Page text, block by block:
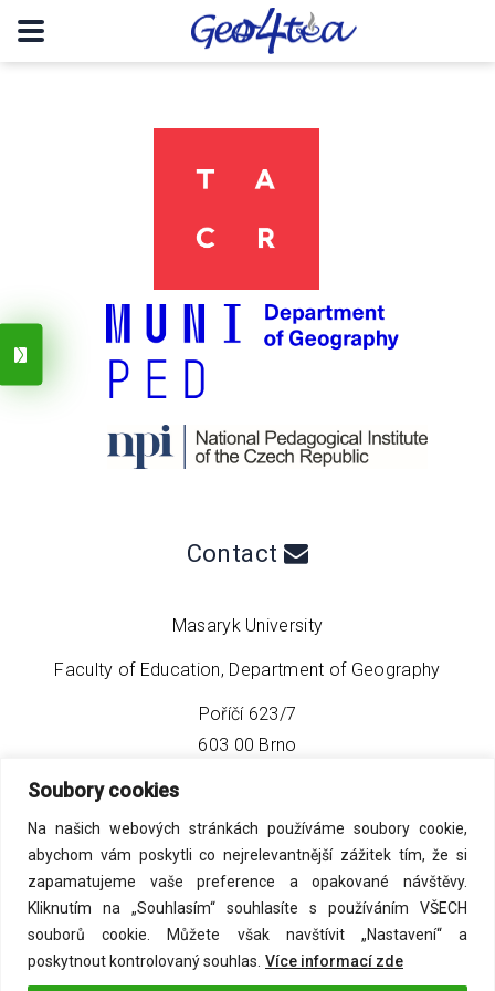
Soubory cookies
Na našich webových stránkách používáme soubory cookie,
abychom vám poskytli co nejrelevantnější zážitek tím, že si
zapamatujeme vaše preference a opakované návštěvy.
Kliknutím na „Souhlasím“ souhlasíte s používáním VŠECH
souborů cookie. Můžete však navštívit „Nastavení“ a
poskytnout kontrolovaný souhlas. Více informací zde
Contact
Masaryk University
Faculty of Education, Department of Geography
Poříčí 623/7
603 00 Brno
phone:
email:info@geo4tea.com